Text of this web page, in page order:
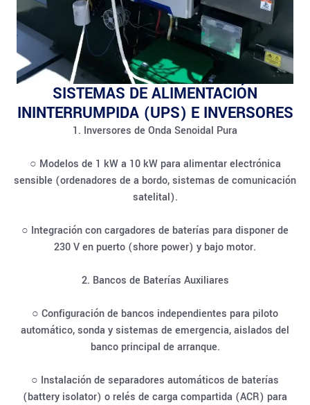
SISTEMAS DE ALIMENTACIÓN
ININTERRUMPIDA (UPS) E INVERSORES
1. Inversores de Onda Senoidal Pura
○ Modelos de 1 kW a 10 kW para alimentar electrónica
sensible (ordenadores de a bordo, sistemas de comunicación
satelital).
○ Integración con cargadores de baterías para disponer de
230 V en puerto (shore power) y bajo motor.
2. Bancos de Baterías Auxiliares
○ Configuración de bancos independientes para piloto
automático, sonda y sistemas de emergencia, aislados del
banco principal de arranque.
○ Instalación de separadores automáticos de baterías
(battery isolator) o relés de carga compartida (ACR) para